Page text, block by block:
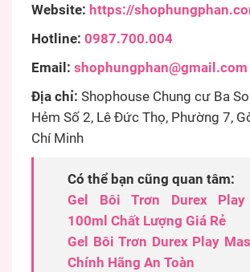
Website: https://
Hotline: 0987.700.004
Email: shophungphan@gmail.com
Địa chỉ: Shophouse Chung cư Ba
Hẻm Số 2, Lê Đức Thọ, Phường 7,
Chí Minh
Có thể bạn cũng quan tâm:
Gel Bôi Trơn Durex Play
100ml Chất Lượng Giá Rẻ
Gel Bôi Trơn Durex Play
Chính Hãng An Toàn